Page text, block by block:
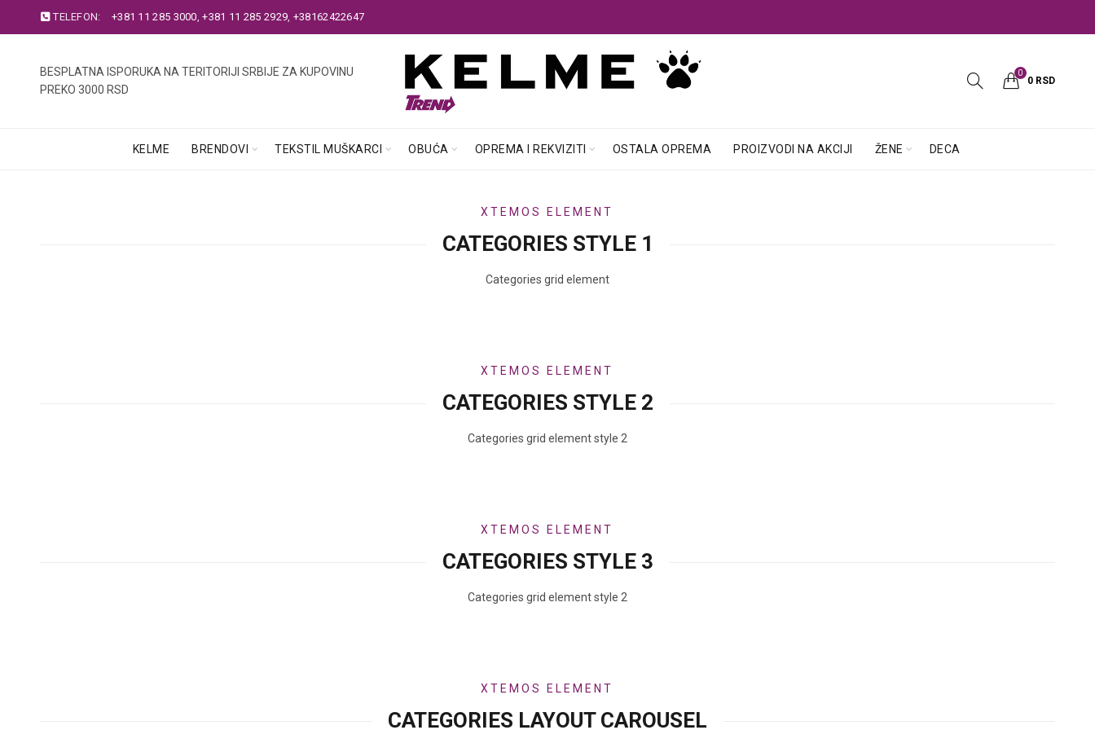
TELEFON: +381 11 285 3000,+381 11 285 2929, +38162422647
BESPLATNA ISPORUKA NA TERITORIJI SRBIJE ZA KUPOVINU
PREKO 3000 RSD
0
0 RSD
KELME BRENDOVI TEKSTIL MUŠKARCI OBUĆA OPREMA I REKVIZITI OSTALA OPREMA PROIZVODI NA AKCIJI ŽENE DECA
XTEMOS ELEMENT
CATEGORIES STYLE 1
Categories grid element
XTEMOS ELEMENT
CATEGORIES STYLE 2
Categories grid element style 2
XTEMOS ELEMENT
CATEGORIES STYLE 3
Categories grid element style 2
XTEMOS ELEMENT
CATEGORIES LAYOUT CAROUSEL